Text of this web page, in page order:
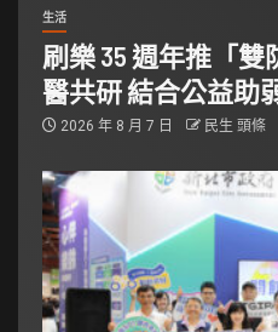
生活
刷樂 35 週年推「
醫共研 結合公益助
2026 年 8 月 7 日 民生 頭條